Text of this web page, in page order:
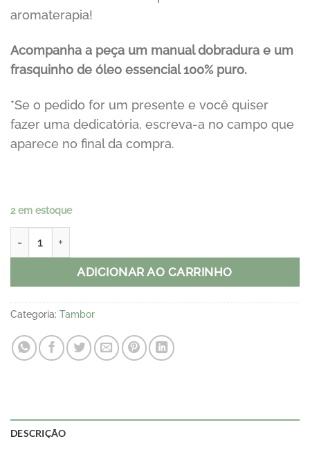
aromaterapia!
Acompanha a peça um manual dobradura e um
frasquinho de óleo essencial 100% puro.
*Se o pedido for um presente e você quiser
fazer uma dedicatória, escreva-a no campo que
aparece no final da compra.
2 em estoque
ADICIONAR AO CARRINHO
Categoria: Tambor
DESCRIÇÃO